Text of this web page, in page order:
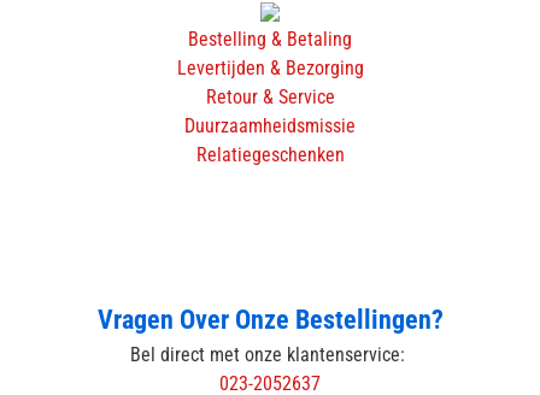
Bestelling & Betaling
Levertijden & Bezorging
Retour & Service
Duurzaamheidsmissie
Relatiegeschenken
Vragen Over Onze Bestellingen?
Bel direct met onze klantenservice:
023-2052637